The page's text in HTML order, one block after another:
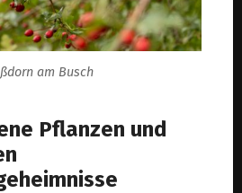
am Busch
Pflanzen und